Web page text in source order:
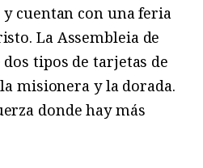
cuentan con una feria
La Assembleia de
tipos de tarjetas de
misionera y la dorada.
donde hay más